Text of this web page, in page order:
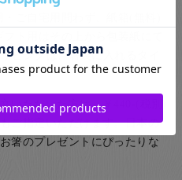
ピングは、箸袋に入れるタイ
いただいた方は、￥440-(税別)
ご指定いただけます。日本の
箸のプレゼントにぴったりな